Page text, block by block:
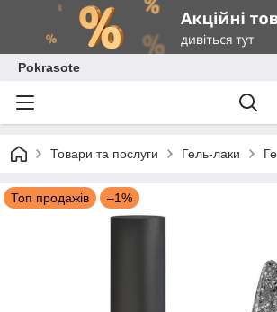
Pokrasote
Товари та послуги Гель-лаки
Топ продажів –1%